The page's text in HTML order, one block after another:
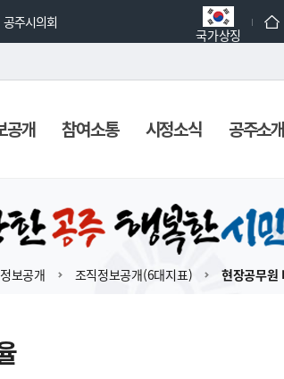
공주시의회
국가상징
공개 참여소통 시정소식 공주소개
정보공개 조직정보공개(6대지표) 현장공무원